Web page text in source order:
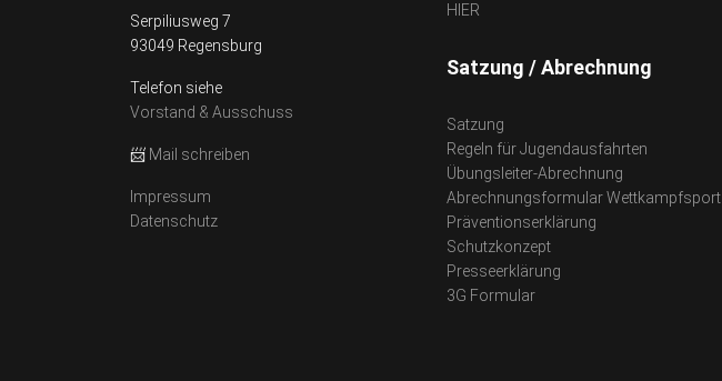
Serpiliusweg 7
93049 Regensburg
Telefon siehe
Vorstand & Ausschuss
📨 Mail schreiben
Impressum
Datenschutz
HIER
Satzung / Abrechnung
Satzung
Regeln für Jugendausfahrten
Übungsleiter-Abrechnung
Abrechnungsformular Wettkampfsport
Präventionserklärung
Schutzkonzept
Presseerklärung
3G Formular